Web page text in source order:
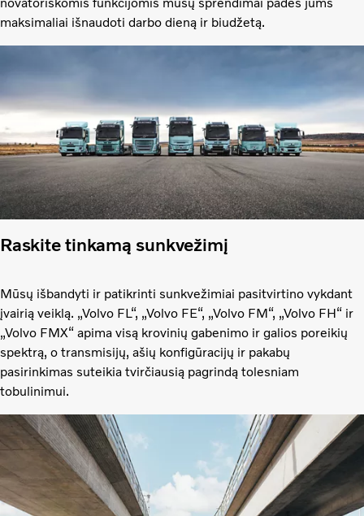
novatoriškomis funkcijomis mūsų sprendimai padės jums
maksimaliai išnaudoti darbo dieną ir biudžetą.
Raskite tinkamą sunkvežimį
Mūsų išbandyti ir patikrinti sunkvežimiai pasitvirtino vykdant
įvairią veiklą. „Volvo FL“, „Volvo FE“, „Volvo FM“, „Volvo FH“ ir
„Volvo FMX“ apima visą krovinių gabenimo ir galios poreikių
spektrą, o transmisijų, ašių konfigūracijų ir pakabų
pasirinkimas suteikia tvirčiausią pagrindą tolesniam
tobulinimui.